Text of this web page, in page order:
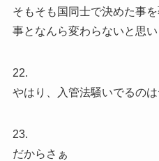
そもそも国同士で決めた事
事となんら変わらないと思い
22.
やはり、入管法騒いでるのは
23.
だからさぁ